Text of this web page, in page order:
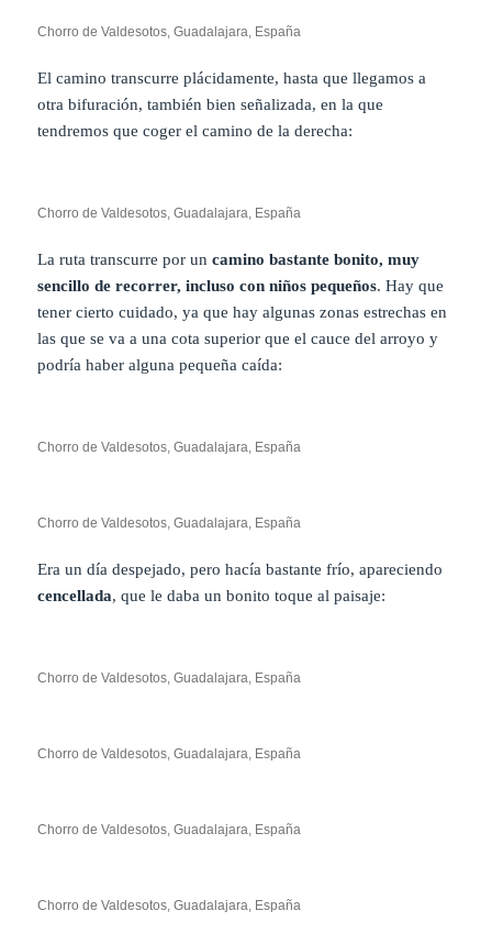
Chorro de Valdesotos, Guadalajara, España
El camino transcurre plácidamente, hasta que llegamos a
otra bifuración, también bien señalizada, en la que
tendremos que coger el camino de la derecha:
Chorro de Valdesotos, Guadalajara, España
La ruta transcurre por uncamino bastante bonito, muy
sencillo de recorrer, incluso con niños pequeños. Hay que
tener cierto cuidado, ya que hay algunas zonas estrechas en
las que se va a una cota superior que el cauce del arroyo y
podría haber alguna pequeña caída:
Chorro de Valdesotos, Guadalajara, España
Chorro de Valdesotos, Guadalajara, España
Era un día despejado, pero hacía bastante frío, apareciendo
cencellada, que le daba un bonito toque al paisaje:
Chorro de Valdesotos, Guadalajara, España
Chorro de Valdesotos, Guadalajara, España
Chorro de Valdesotos, Guadalajara, España
Chorro de Valdesotos, Guadalajara, España